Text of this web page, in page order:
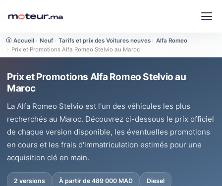
Accueil › Neuf › Tarifs et prix des Voitures neuves › Alfa Romeo
› Prix et Promotions Alfa Romeo Stelvio au Maroc
Prix et Promotions Alfa Romeo Stelvio au
Maroc
La Alfa Romeo Stelvio est l'un des véhicules les plus
recherchés au Maroc. Découvrez ci-dessous le prix officiel
de chaque version disponible, les éventuelles promotions
en cours et les frais d'immatriculation estimés pour une
acquisition clé en main.
2 versions À partir de 489 000 MAD Diesel